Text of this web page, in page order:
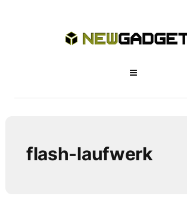
flash-laufwerk